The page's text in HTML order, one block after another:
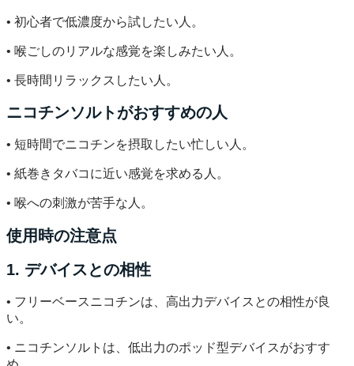
• 初心者で低濃度から試したい人。
• 喉ごしのリアルな感覚を楽しみたい人。
• 長時間リラックスしたい人。
ニコチンソルトがおすすめの人
• 短時間でニコチンを摂取したい忙しい人。
• 紙巻きタバコに近い感覚を求める人。
• 喉への刺激が苦手な人。
使用時の注意点
1. デバイスとの相性
• フリーベースニコチンは、高出力デバイスとの相性が良
い。
• ニコチンソルトは、低出力のポッド型デバイスがおすす